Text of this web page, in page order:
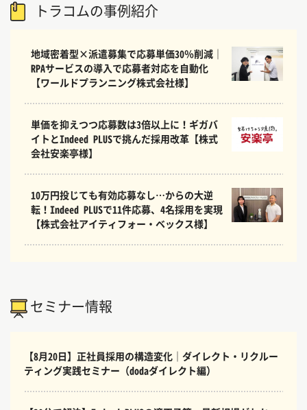
トラコムの事例紹介
地域密着型×派遣募集で応募単価30％削減｜
RPAサービスの導入で応募者対応を自動化
【ワールドプランニング株式会社様】
単価を抑えつつ応募数は3倍以上に！ギガバ
イトとIndeed PLUSで挑んだ採用改革【株式
会社安楽亭様】
10万円投じても有効応募なし…からの大逆
転！Indeed PLUSで11件応募、4名採用を実現
【株式会社アイティフォー・ベックス様】
セミナー情報
【8月20日】正社員採用の構造変化｜ダイレクト・リクルー
ティング実践セミナー（dodaダイレクト編）